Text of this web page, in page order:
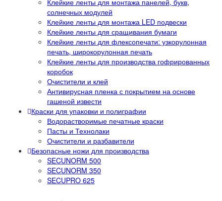
Клейкие ленты для монтажа панелей, букв,
солнечных модулей
Клейкие ленты для монтажа LED подвески
Клейкие ленты для сращивания бумаги
Клейкие ленты для флексопечати: узкорулонная
печать, широкорулонная печать
Клейкие ленты для производства гофрированных
коробок
Очистители и клей
Антивирусная пленка с покрытием на основе
гашеной извести
Краски для упаковки и полиграфии
Водорастворимые печатные краски
Пасты и Технолаки
Очистители и разбавители
Безопасные ножи для производства
SECUNORM 500
SECUNORM 350
SECUPRO 625